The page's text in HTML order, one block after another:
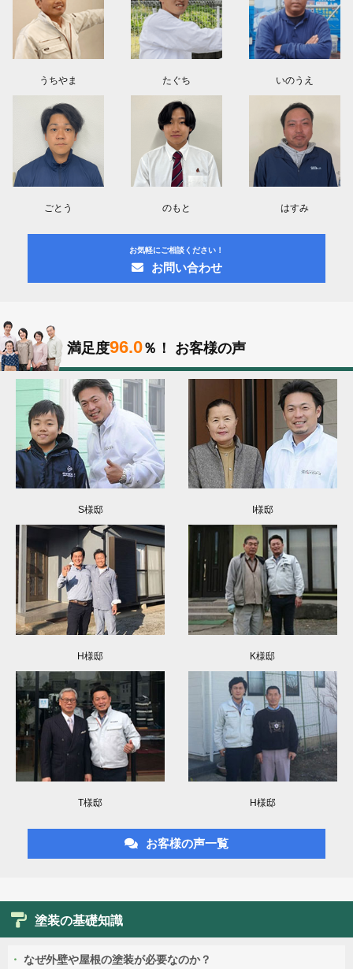
うちやま たぐち いのうえ
ごとう のもと はすみ
お気軽にご相談ください！
お問い合わせ
満足度96.0％！ お客様の声
S様邸 I様邸
H様邸 K様邸
T様邸 H様邸
お客様の声一覧
塗装の基礎知識
なぜ外壁や屋根の塗装が必要なのか？